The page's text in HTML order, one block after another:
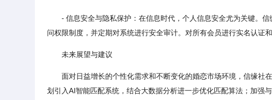
- 信息安全与隐私保护：在信息时代，个人信息安全尤为关键。信
问权限制度，并定期对系统进行安全审计。对所有会员进行实名认证
未来展望与建议
面对日益增长的个性化需求和不断变化的婚恋市场环境，信缘社
划引入AI智能匹配系统，结合大数据分析进一步优化匹配算法；加强